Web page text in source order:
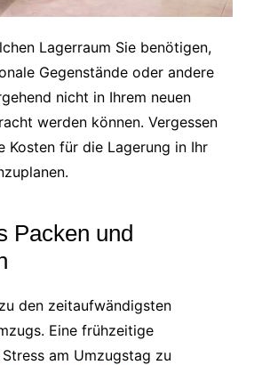
Lagerraum Sie benötigen,
Gegenstände oder andere
nicht in Ihrem neuen
werden können. Vergessen
Kosten für die Lagerung in Ihr
Packen und
den zeitaufwändigsten
Eine frühzeitige
am Umzugstag zu